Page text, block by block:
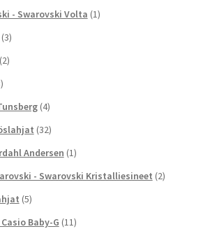
- Swarovski Volta (1)
(3)
(2)
(4)
(32)
Andersen (1)
- Swarovski Kristalliesineet (2)
(5)
Baby-G (11)